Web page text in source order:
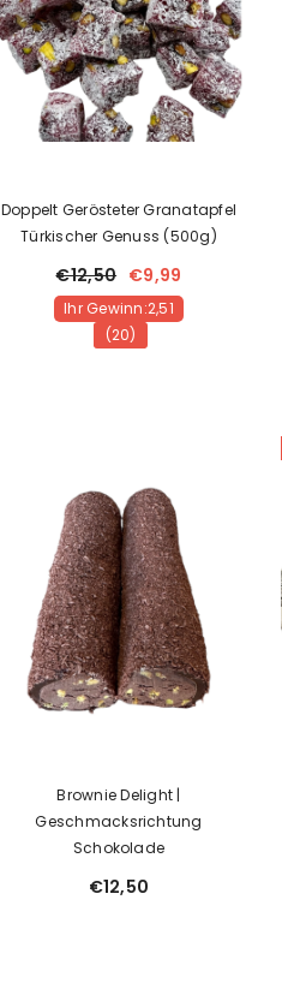
Doppelt Gerösteter Granatapfel
Türkischer Genuss (500g)
€12,50 €9,99
Ihr Gewinn:2,51
(20)
Brownie Delight |
Geschmacksrichtung
Schokolade
€12,50